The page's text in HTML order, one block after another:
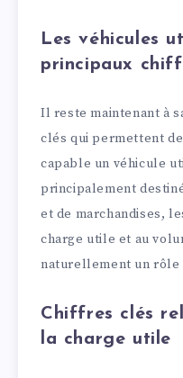
Les véhicules
principaux
Il reste maintenant à
clés qui permettent
capable un véhicule
principalement
et de marchandises,
charge utile et au
naturellement un rôle
Chiffres clés
la charge utile